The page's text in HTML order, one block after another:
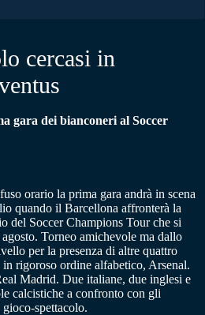
cercasi in
gara dei bianconeri al Soccer
orario la prima gara andrà in scena
quando il Barcellona affronterà la
del Soccer Champions Tour che si
Torneo amichevole ma dallo
per la presenza di altre quattro
rigoroso ordine alfabetico, Arsenal.
Madrid. Due italiane, due inglesi e
calcistiche a confronto con gli
spettacolo.